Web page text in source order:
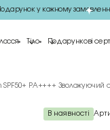
у кожному замовленні
Тіло Подарункові
SPF50+ PA++++
В наявності